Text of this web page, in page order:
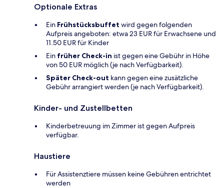
Optionale Extras
Ein Frühstücksbuffet wird gegen folgenden
Aufpreis angeboten: etwa 23 EUR für Erwachsene und
11.50 EUR für Kinder
Ein früher Check-in ist gegen eine Gebühr in Höhe
von 50 EUR möglich (je nach Verfügbarkeit).
Später Check-out kann gegen eine zusätzliche
Gebühr arrangiert werden (je nach Verfügbarkeit).
Kinder- und Zustellbetten
Kinderbetreuung im Zimmer ist gegen Aufpreis
verfügbar.
Haustiere
Für Assistenztiere müssen keine Gebühren entrichtet
werden